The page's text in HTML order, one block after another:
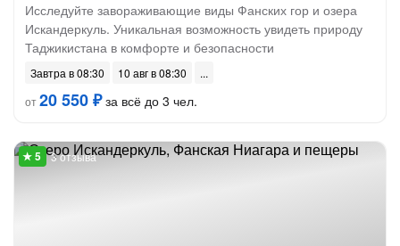
Исследуйте завораживающие виды Фанских гор и озера
Искандеркуль. Уникальная возможность увидеть природу
Таджикистана в комфорте и безопасности
Завтра в 08:30
10 авг в 08:30
от20 550 ₽за всё до 3 чел.
3 отзыва